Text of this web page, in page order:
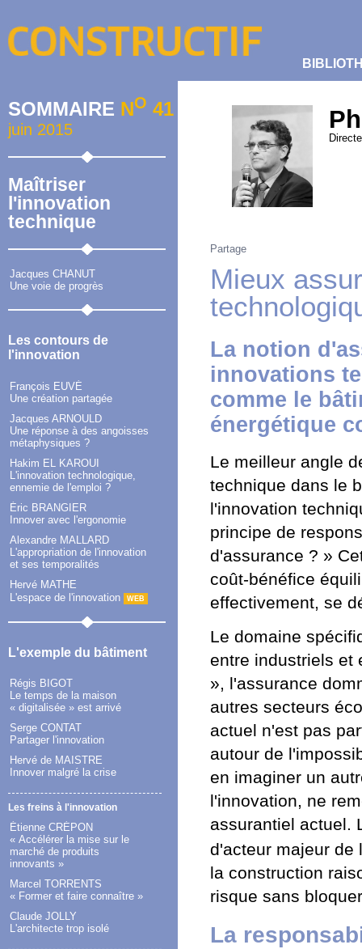
SOMMAIRE NO 41
juin 2015
Maîtriser
l'innovation
technique
Jacques CHANUT
Une voie de progrès
Les contours de
l'innovation
François EUVÉ
Une création partagée
Jacques ARNOULD
Une réponse à des angoisses
métaphysiques ?
Hakim EL KAROUI
L'innovation technologique,
ennemie de l'emploi ?
Éric BRANGIER
Innover avec l'ergonomie
Alexandre MALLARD
L'appropriation de l'innovation
et ses temporalités
Hervé MATHE
L'espace de l'innovation
WEB
L'exemple du bâtiment
Régis BIGOT
Le temps de la maison
« digitalisée » est arrivé
Serge CONTAT
Partager l'innovation
Hervé de MAISTRE
Innover malgré la crise
Les freins à l'innovation
Étienne CRÉPON
« Accélérer la mise sur le
marché de produits
innovants »
Marcel TORRENTS
« Former et faire connaître »
Claude JOLLY
L'architecte trop isolé
Partage
Mieux
La notion
innovations
comme le
énergétique
Le meilleur angle
technique dans le
l'innovation
principe de
d'assurance ? »
coût-bénéfice
effectivement, se
Le domaine
entre industriels et
», l'assurance
autres secteurs
actuel n'est pas
autour de
en imaginer un
l'innovation, ne
assurantiel actuel.
d'acteur majeur
la construction
risque sans
La